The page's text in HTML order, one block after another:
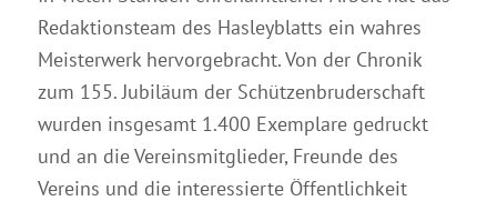
Redaktionsteam des Hasleyblatts ein wahres
Meisterwerk hervorgebracht. Von der Chronik
zum 155. Jubiläum der Schützenbruderschaft
wurden insgesamt 1.400 Exemplare gedruckt
und an die Vereinsmitglieder, Freunde des
Vereins und die interessierte Öffentlichkeit